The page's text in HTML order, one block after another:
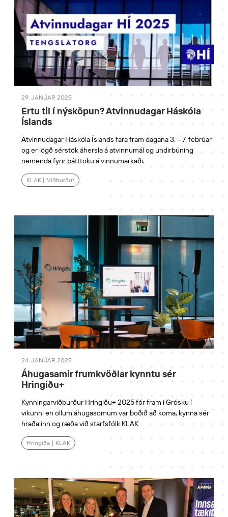
29. JANÚAR 2025
Ertu til í nýsköpun? Atvinnudagar Háskóla
Íslands
Atvinnudagar Háskóla Íslands fara fram dagana 3. – 7. febrúar
og er lögð sérstök áhersla á atvinnumál og undirbúning
nemenda fyrir þátttöku á vinnumarkaði.
KLAK | Viðburður
24. JANÚAR 2025
Áhugasamir frumkvöðlar kynntu sér
Hringiðu+
Kynningarviðburður Hringiðu+ 2025 fór fram í Grósku í
vikunni en öllum áhugasömum var boðið að koma, kynna sér
hraðalinn og ræða við starfsfólk KLAK
Hringiða | KLAK